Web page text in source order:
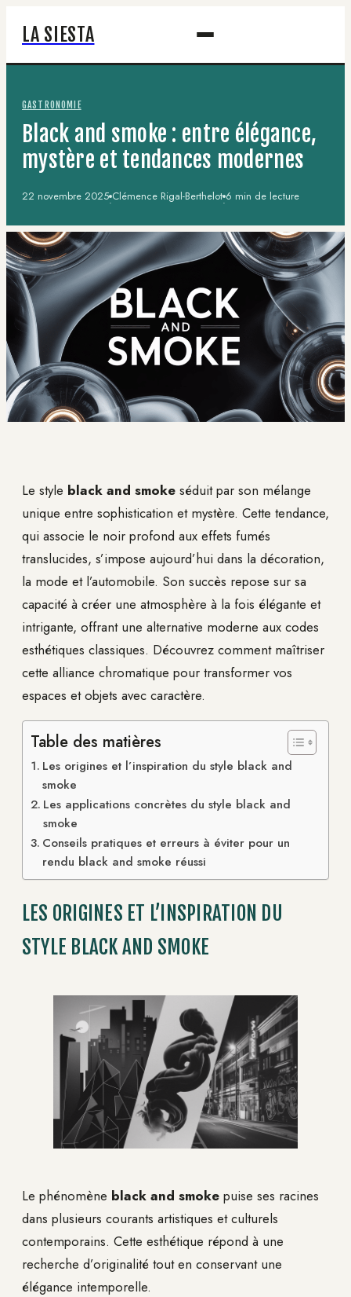
LA SIESTA
GASTRONOMIE
Black and smoke : entre élégance,
mystère et tendances modernes
22 novembre 2025·Clémence Rigal-Berthelot·6 min de lecture
Le style black and smoke séduit par son mélange
unique entre sophistication et mystère. Cette tendance,
qui associe le noir profond aux effets fumés
translucides, s’impose aujourd’hui dans la décoration,
la mode et l’automobile. Son succès repose sur sa
capacité à créer une atmosphère à la fois élégante et
intrigante, offrant une alternative moderne aux codes
esthétiques classiques. Découvrez comment maîtriser
cette alliance chromatique pour transformer vos
espaces et objets avec caractère.
Table des matières
Les origines et l’inspiration du style black and
smoke
Les applications concrètes du style black and
smoke
Conseils pratiques et erreurs à éviter pour un
rendu black and smoke réussi
LES ORIGINES ET L’INSPIRATION DU
STYLE BLACK AND SMOKE
Le phénomène black and smoke puise ses racines
dans plusieurs courants artistiques et culturels
contemporains. Cette esthétique répond à une
recherche d’originalité tout en conservant une
élégance intemporelle.